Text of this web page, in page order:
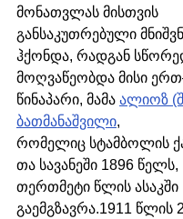
მონათვლას მისთვის
განსაკუთრებული
ჰქონდა, რადგან
მოღვაწეობდა მისი
წინაპარი, მამა ალიოზ
ბათმანაშვილი,
რომელიც სტამბოლის
თა სავანეში 1896 წელს,
თერთმეტი წლის ასაკში
გაემგზავრა.1911 წლის